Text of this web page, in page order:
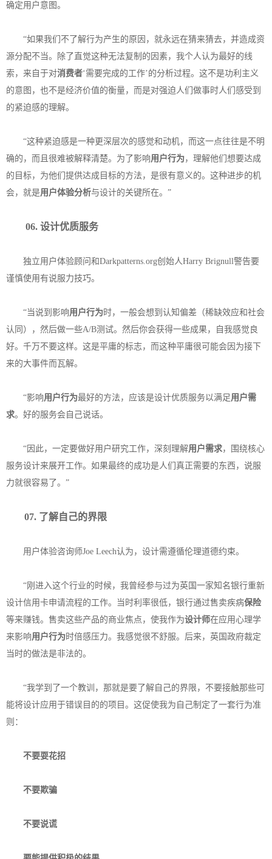
确定用户意图。
“如果我们不了解行为产生的原因，就永远在猜来猜去，并造成资
源分配不当。除了直觉这种无法复制的因素，我个人认为最好的线
索，来自于对消费者‘需要完成的工作’的分析过程。这不是功利主义
的意图，也不是经济价值的衡量，而是对强迫人们做事时人们感受到
的紧迫感的理解。
“这种紧迫感是一种更深层次的感觉和动机，而这一点往往是不明
确的，而且很难被解释清楚。为了影响用户行为 ，理解他们想要达成
的目标，为他们提供达成目标的方法，是很有意义的。这种进步的机
会，就是用户体验分析与设计的关键所在。”
06. 设计优质服务
独立用户体验顾问和Darkpatterns.org创始人Harry Brignull警告要
谨慎使用有说服力技巧。
“当说到影响用户行为 时，一般会想到认知偏差（稀缺效应和社会
认同），然后做一些A/B测试。然后你会获得一些成果，自我感觉良
好。千万不要这样。这是平庸的标志，而这种平庸很可能会因为接下
来的大事件而瓦解。
“影响用户行为最好的方法，应该是设计优质服务以满足用户需
求。好的服务会自己说话。
“因此，一定要做好用户研究工作，深刻理解用户需求，围绕核心
服务设计来展开工作。如果最终的成功是人们真正需要的东西，说服
力就很容易了。”
07. 了解自己的界限
用户体验咨询师Joe Leech认为，设计需遵循伦理道德约束。
“刚进入这个行业的时候，我曾经参与过为英国一家知名银行重新
设计信用卡申请流程的工作。当时利率很低，银行通过售卖疾病保险
等来赚钱。售卖这些产品的商业焦点，使我作为设计师在应用心理学
来影响用户行为 时倍感压力。我感觉很不舒服。后来，英国政府裁定
当时的做法是非法的。
“我学到了一个教训，那就是要了解自己的界限，不要接触那些可
能将设计应用于错误目的的项目。这促使我为自己制定了一套行为准
则：
不要耍花招
不要欺骗
不要说谎